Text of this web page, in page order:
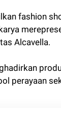
fashion
Alcavella.
perayaan